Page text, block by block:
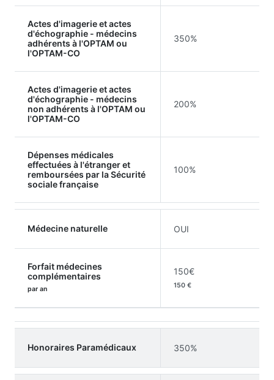
Actes d'imagerie et actes
d'échographie - médecins
adhérents à l'OPTAM ou
l'OPTAM-CO
350%
Actes d'imagerie et actes
d'échographie - médecins
non adhérents à l'OPTAM ou
l'OPTAM-CO
200%
Dépenses médicales
effectuées à l'étranger et
remboursées par la Sécurité
sociale française
100%
Médecine naturelle OUI
Forfait médecines
complémentaires
par an
150€
150 €
Honoraires Paramédicaux 350%